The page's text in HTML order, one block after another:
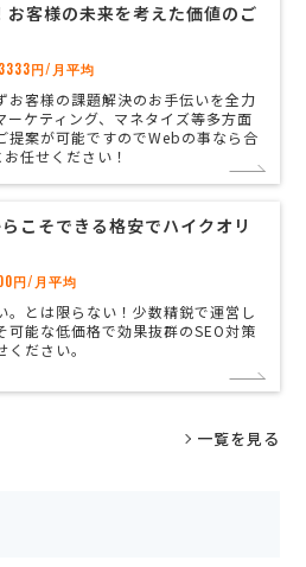
お客様の未来を考えた価値のご
円/月平均
お客様の課題解決のお手伝いを全力
ーケティング、マネタイズ等多方面
提案が可能ですのでWebの事なら合
任せください！
こそできる格安でハイクオリ
円/月平均
。とは限らない！少数精鋭で運営し
可能な低価格で効果抜群のSEO対策
ださい。
一覧を見る